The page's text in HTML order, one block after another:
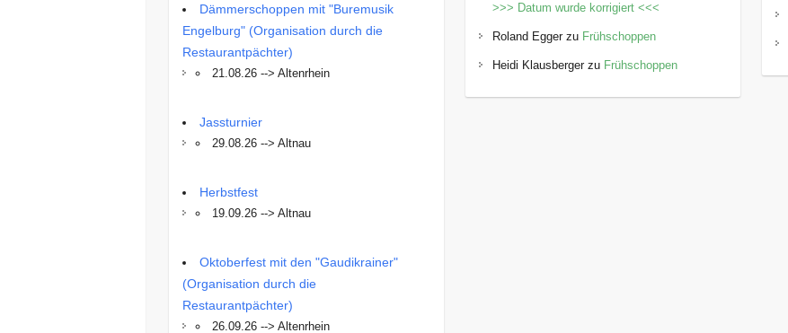
Dämmerschoppen mit "Buremusik
Engelburg" (Organisation durch die
Restaurantpächter)
21.08.26 --> Altenrhein
Jassturnier
29.08.26 --> Altnau
Herbstfest
19.09.26 --> Altnau
Oktoberfest mit den "Gaudikrainer"
(Organisation durch die
Restaurantpächter)
26.09.26 --> Altenrhein
>>> Datum wurde korrigiert <<<
Roland Egger zu Frühschoppen
Heidi Klausberger zu Frühschoppen